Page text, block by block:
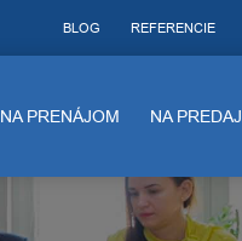
BLOG REFERENCIE
NA PRENÁJOM NA PREDAJ